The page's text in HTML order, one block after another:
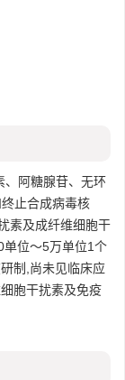
、阿糖腺苷、无环
止合成病毒核
素及成纤维细胞干
位～5万单位1个
制,尚未见临床应
胞干扰素及免疫